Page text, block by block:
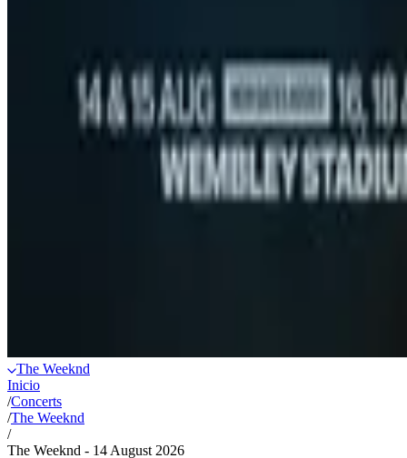
The Weeknd
Inicio
/Concerts
/The Weeknd
/
The Weeknd - 14 August 2026